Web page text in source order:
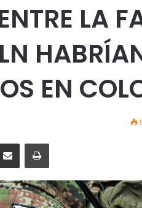
LA
EN
Enviar vía email Imprimir